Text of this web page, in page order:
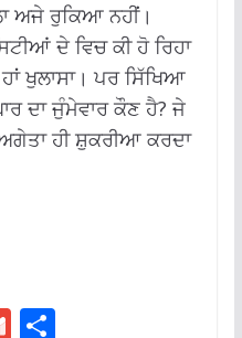
ਅਜੇ ਰੁਕਿਆ ਨਹੀਂ।
ਦੇ ਵਿਚ ਕੀ ਹੋ ਰਿਹਾ
ਖੁਲਾਸਾ। ਪਰ ਸਿੱਖਿਆ
ਦਾ ਜੁੰਮੇਵਾਰ ਕੌਣ ਹੈ? ਜੇ
ਹੀ ਸ਼ੁਕਰੀਆ ਕਰਦਾ
G S